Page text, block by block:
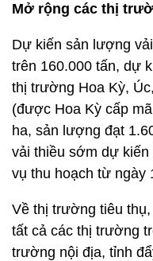
Mở rộng các thị
Dự kiến sản lượng
trên 160.000 tấn, dự
thị trường Hoa Kỳ,
(được Hoa Kỳ cấp
ha, sản lượng đạt
vải thiều sớm dự
vụ thu hoạch từ ngày
Về thị trường tiêu
tất cả các thị trường
trường nội địa, tỉnh